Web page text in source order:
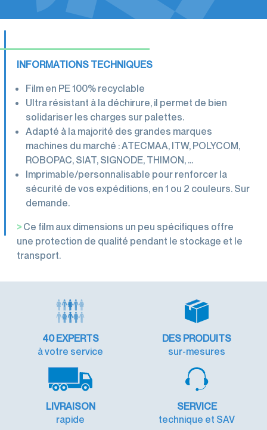
INFORMATIONS TECHNIQUES
Film en PE 100% recyclable
Ultra résistant à la déchirure, il permet de bien
solidariser les charges sur palettes.
Adapté à la majorité des grandes marques
machines du marché : ATECMAA, ITW, POLYCOM,
ROBOPAC, SIAT, SIGNODE, THIMON, …
Imprimable/personnalisable pour renforcer la
sécurité de vos expéditions, en 1 ou 2 couleurs. Sur
demande.
> Ce film aux dimensions un peu spécifiques offre
une protection de qualité pendant le stockage et le
transport.
40 EXPERTS
à votre service
DES PRODUITS
sur-mesures
LIVRAISON
rapide
SERVICE
technique et SAV